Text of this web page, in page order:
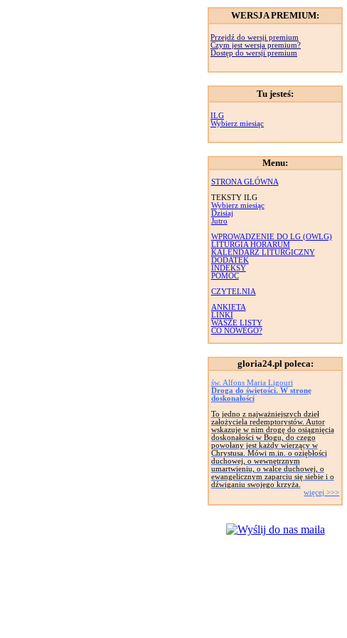
WERSJA PREMIUM:
Przejdź do wersji premium
Czym jest wersja premium?
Dostęp do wersji premium
Tu jesteś:
ILG
Wybierz miesiąc
Menu:
STRONA GŁÓWNA
TEKSTY ILG
Wybierz miesiąc
Dzisiaj
Jutro
WPROWADZENIE DO LG (OWLG)
LITURGIA HORARUM
KALENDARZ LITURGICZNY
DODATEK
INDEKSY
POMOC
CZYTELNIA
ANKIETA
LINKI
WASZE LISTY
CO NOWEGO?
gloria24.pl poleca:
św. Alfons Maria Ligouri
Droga do świętości. W stronę
doskonałości
To jedno z najważniejszych dzieł
założyciela redemptorystów. Autor
wskazuje w nim drogę do osiągnięcia
doskonałości w Bogu, do czego
powołany jest każdy wierzący w
Chrystusa. Mówi m.in. o oziębłości
duchowej, o wewnętrznym
umartwieniu, o walce duchowej, o
ewangelicznym zaparciu się siebie i o
dźwiganiu swojego krzyża.
więcej >>>